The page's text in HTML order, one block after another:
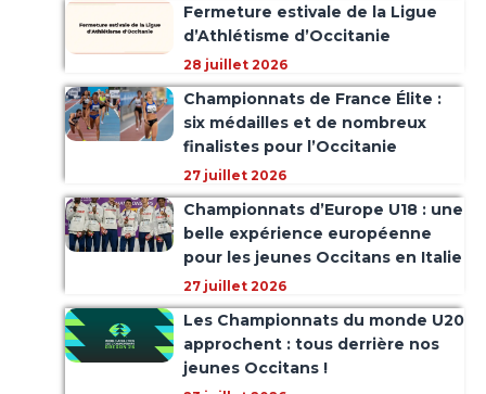
Fermeture estivale de la Ligue
d’Athlétisme d’Occitanie
28 juillet 2026
Championnats de France Élite :
six médailles et de nombreux
finalistes pour l’Occitanie
27 juillet 2026
Championnats d’Europe U18 : une
belle expérience européenne
pour les jeunes Occitans en Italie
27 juillet 2026
Les Championnats du monde U20
approchent : tous derrière nos
jeunes Occitans !